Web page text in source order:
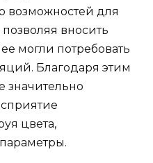
возможностей для
вносить
могли потребовать
Благодаря этим
значительно
цвета,